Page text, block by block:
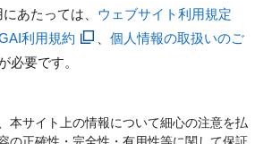
あたっては、 ウェブサイト利用規定
利用規約
個人情報の取扱いのご
必要です。
本サイト上の情報について細心の注意を払
の正確性・完全性・有用性等に関して保証